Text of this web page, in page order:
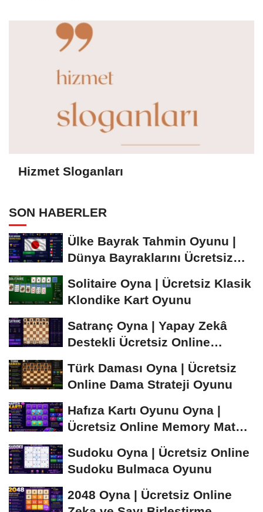
Hizmet Sloganları
SON HABERLER
Ülke Bayrak Tahmin Oyunu |
Dünya Bayraklarını Ücretsiz
Solitaire Oyna | Ücretsiz Klasik
Klondike Kart Oyunu
Satranç Oyna | Yapay Zekâ
Destekli Ücretsiz Online
Türk Daması Oyna | Ücretsiz
Online Dama Strateji Oyunu
Hafıza Kartı Oyunu Oyna |
Ücretsiz Online Memory Match
Sudoku Oyna | Ücretsiz Online
Sudoku Bulmaca Oyunu
2048 Oyna | Ücretsiz Online